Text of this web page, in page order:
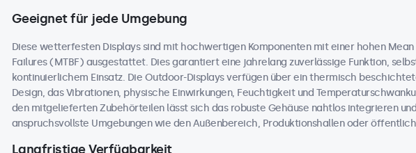
Geeignet für jede Umgebung
Diese wetterfesten Displays sind mit hochwertigen Komponenten mit einer hohen
Failures (MTBF) ausgestattet. Dies garantiert eine jahrelang zuverlässige Funktion,
kontinuierlichem Einsatz. Die Outdoor-Displays verfügen über ein thermisch
Design, das Vibrationen, physische Einwirkungen, Feuchtigkeit und
den mitgelieferten Zubehörteilen lässt sich das robuste Gehäuse nahtlos integrieren
anspruchsvollste Umgebungen wie den Außenbereich, Produktionshallen oder
Langfristige Verfügbarkeit